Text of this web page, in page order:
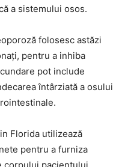
a sistemului osos.
folosesc astăzi
pentru a inhiba
pot include
întârziată a osului
Florida utilizează
pentru a furniza